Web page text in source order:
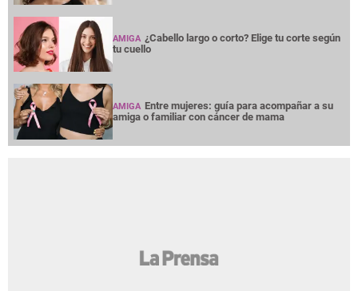
AMIGA ¿Cabello largo o corto? Elige tu corte según
tu cuello
AMIGA Entre mujeres: guía para acompañar a su
amiga o familiar con cáncer de mama